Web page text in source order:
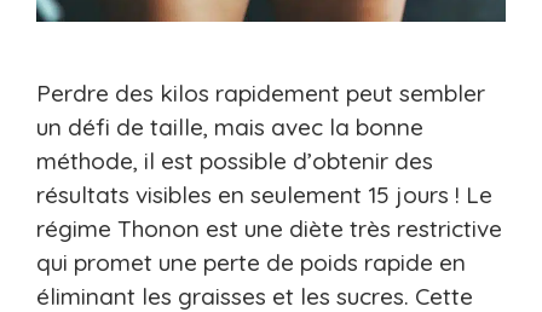
Perdre des kilos rapidement peut sembler
un défi de taille, mais avec la bonne
méthode, il est possible d’obtenir des
résultats visibles en seulement 15 jours ! Le
régime Thonon est une diète très restrictive
qui promet une perte de poids rapide en
éliminant les graisses et les sucres. Cette